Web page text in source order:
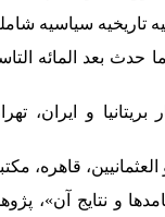
بعد المائه
بریتانیا و